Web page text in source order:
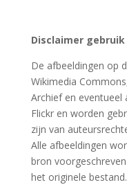
Disclaimer
De afbeeldingen op
Wikimedia
Archief en eventueel
Flickr en worden
zijn van
Alle afbeeldingen
bron
het originele bestand.